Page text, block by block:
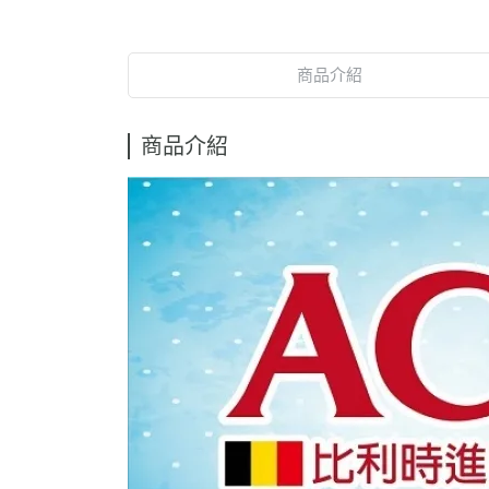
商品介紹
商品介紹